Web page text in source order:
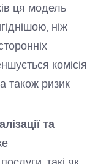
ця модель
ніж
комісія
також ризик
та